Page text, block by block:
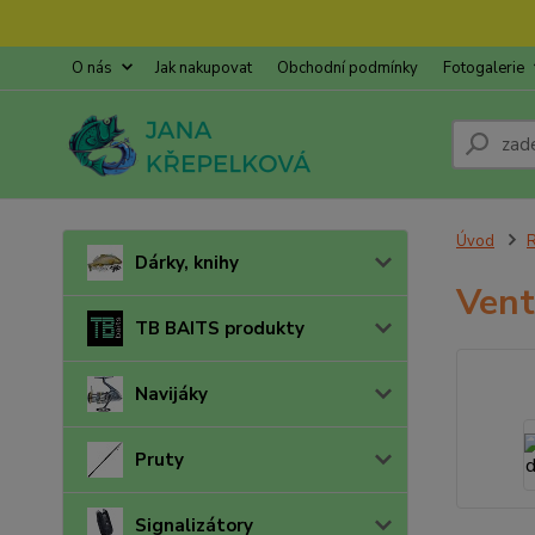
O nás Jak nakupovat Obchodní podmínky Fotogalerie
Dárky, knihy
TB BAITS produkty
Navijáky
Pruty
Signalizátory
Úvod